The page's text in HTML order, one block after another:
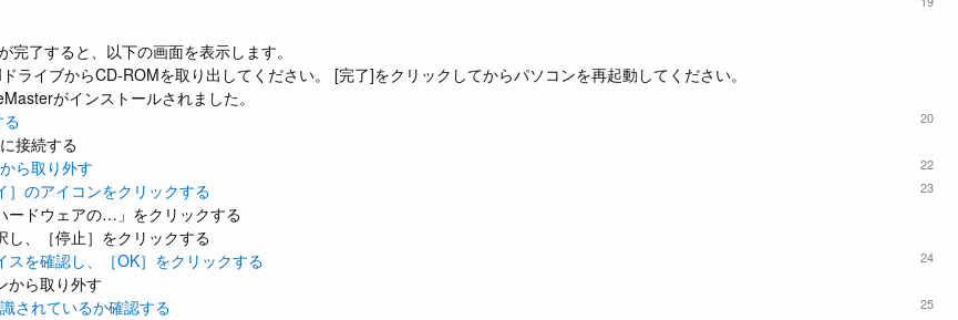
完了すると、以下の画面を表示します。
ライブからCD-ROMを取り出してください。 [完了]をクリックしてからパソコンを再起動してください。
がインストールされました。
20
接続する
22
ら取り外す
23
］のアイコンをクリックする
ードウェアの…」をクリックする
し、［停止］をクリックする
24
スを確認し、［OK］をクリックする
から取り外す
25
されているか確認する